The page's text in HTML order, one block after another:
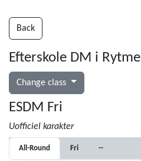
Back
Efterskole DM i Rytme
Change class
ESDM Fri
Uofficiel karakter
All-Round Fri --